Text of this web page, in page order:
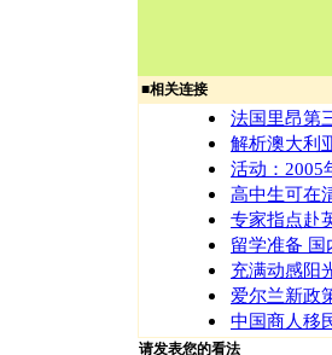
■相关连接
法国里昂第
解析澳大利
活动：2005
高中生可在
专家指点赴
留学准备 国
充满动感阳
爱尔兰新政
中国商人移
请发表您的看法